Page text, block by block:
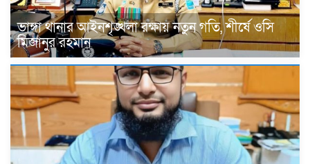
ভাঙ্গা থানার আইনশৃঙ্খলা রক্ষায় নতুন গতি, শীর্ষে ওসি
মিজানুর রহমান